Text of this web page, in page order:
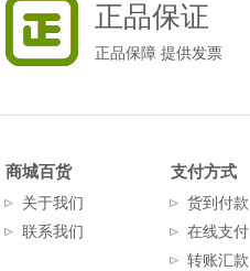
正品保证
正品保障 提供发票
商城百货
关于我们
联系我们
支付方式
货到付款
在线支付
转账汇款